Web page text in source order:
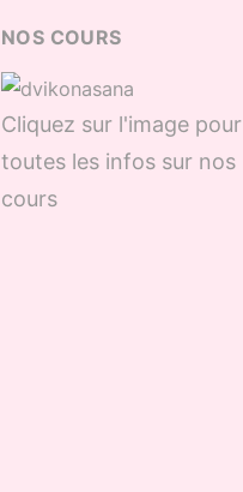
NOS COURS
Cliquez sur l'image pour
toutes les infos sur nos
cours